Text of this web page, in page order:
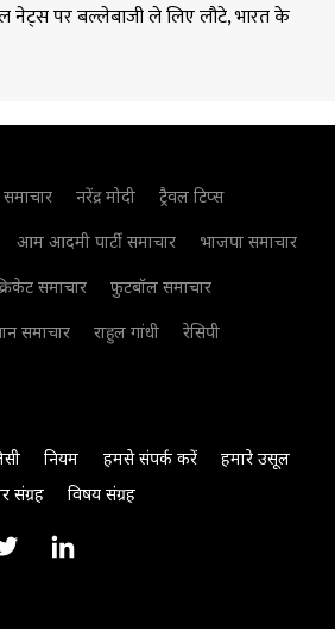
नेट्स पर बल्लेबाजी ले लिए लौटे, भारत के
समाचार नरेंद्र मोदी
ट्रैवल टिप्स
आम आदमी पार्टी समाचार
भाजपा समाचार
समाचार
फुटबॉल समाचार
समाचार राहुल गांधी
रेसिपी
नियम हमसे संपर्क करें
हमारे उसूल
संग्रह विषय संग्रह